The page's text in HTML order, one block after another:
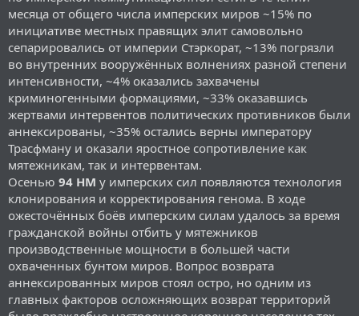
месяца от общего числа имперских миров ~15% по
инициативе местных правящих элит самовольно
сепарировались от империи Стэркорат, ~13% погрязли
во внутренних вооружённых волнениях разной степени
интенсивности, ~4% оказались захвачены
криминогенными формациями, ~33% оказавшись
жертвами интервентов политических противников были
аннексированы, ~35% остались верны императору
Трасфману и оказали яростное сопротивление как
мятежникам, так и интервентам.
Осенью 94 НМ у имперских сил появляются технология
клонирования и корректирования генома. В ходе
ожесточённых боёв имперским силам удалось за время
гражданской войны отбить у мятежников
производственные мощности в большей части
охваченных бунтом миров. Вопрос возврата
аннексированных миров стоял остро, но одним из
главных факторов осложняющих возврат территорий